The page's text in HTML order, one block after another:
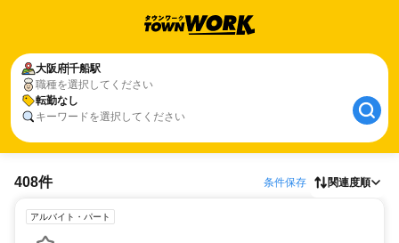
大阪府千船駅
職種を選択してください
転勤なし
キーワードを選択してください
408件 条件保存 関連度順
アルバイト・パート